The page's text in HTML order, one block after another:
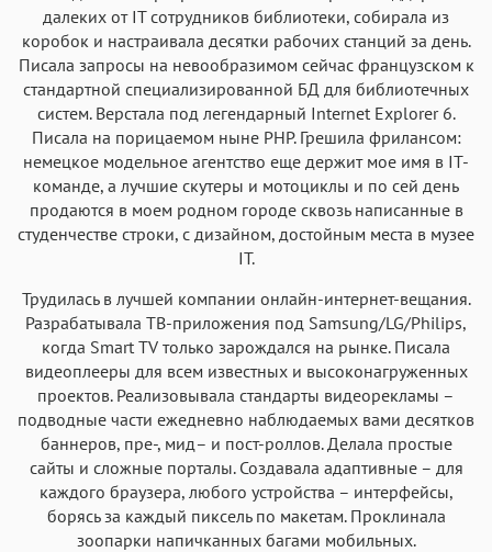
далеких от IT сотрудников библиотеки, собирала из
коробок и настраивала десятки рабочих станций за день.
Писала запросы на невообразимом сейчас французском к
стандартной специализированной БД для библиотечных
систем. Верстала под легендарный Internet Explorer 6.
Писала на порицаемом ныне PHP. Грешила фрилансом:
немецкое модельное агентство еще держит мое имя в IT-
команде, а лучшие скутеры и мотоциклы и по сей день
продаются в моем родном городе сквозь написанные в
студенчестве строки, с дизайном, достойным места в музее
IT.
Трудилась в лучшей компании онлайн-интернет-вещания.
Разрабатывала ТВ-приложения под Samsung/LG/Philips,
когда Smart TV только зарождался на рынке. Писала
видеоплееры для всем известных и высоконагруженных
проектов. Реализовывала стандарты видеорекламы –
подводные части ежедневно наблюдаемых вами десятков
баннеров, пре-, мид– и пост-роллов. Делала простые
сайты и сложные порталы. Создавала адаптивные – для
каждого браузера, любого устройства – интерфейсы,
борясь за каждый пиксель по макетам. Проклинала
зоопарки напичканных багами мобильных.